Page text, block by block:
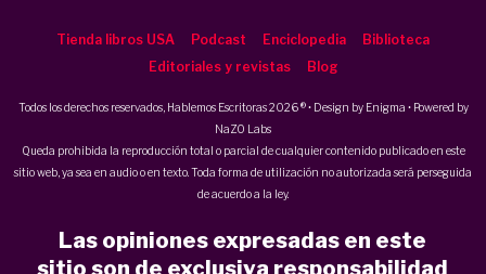
Tienda libros USA Podcast Enciclopedia
Biblioteca
Editoriales y revistas
Blog
Todos los derechos reservados, Hablemos Escritoras 2026 ® • Design by Enigma • Powered by
NaZO Labs
Queda prohibida la reproducción total o parcial de cualquier contenido publicado en este
sitio web, ya sea en audio o en texto. Toda forma de utilización no autorizada será perseguida
de acuerdo a la ley.
Las opiniones expresadas en este
sitio son de exclusiva responsabilidad